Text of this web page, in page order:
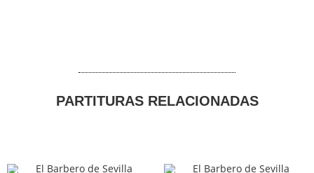
PARTITURAS RELACIONADAS